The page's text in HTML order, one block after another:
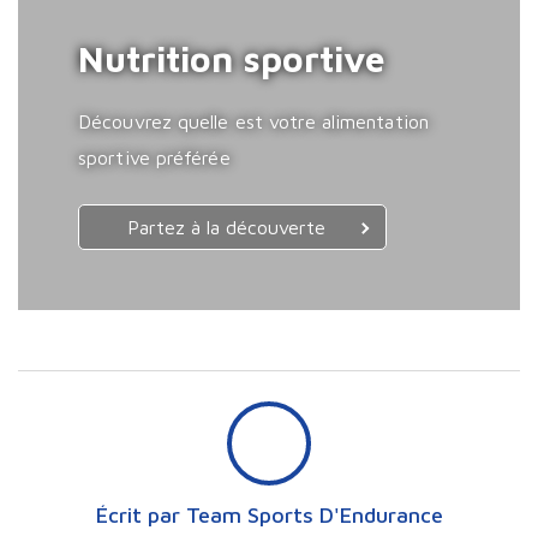
Nutrition sportive
Découvrez quelle est votre alimentation
sportive préférée
Partez à la découverte
Écrit par Team Sports D'Endurance